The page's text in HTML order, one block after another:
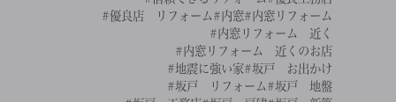
#優良店 リフォーム #内窓#内窓リフォーム
#内窓リフォーム 近く
#内窓リフォーム 近くのお店
#地震に強い家#坂戸 お出かけ
#坂戸 リフォーム #坂戸 地盤